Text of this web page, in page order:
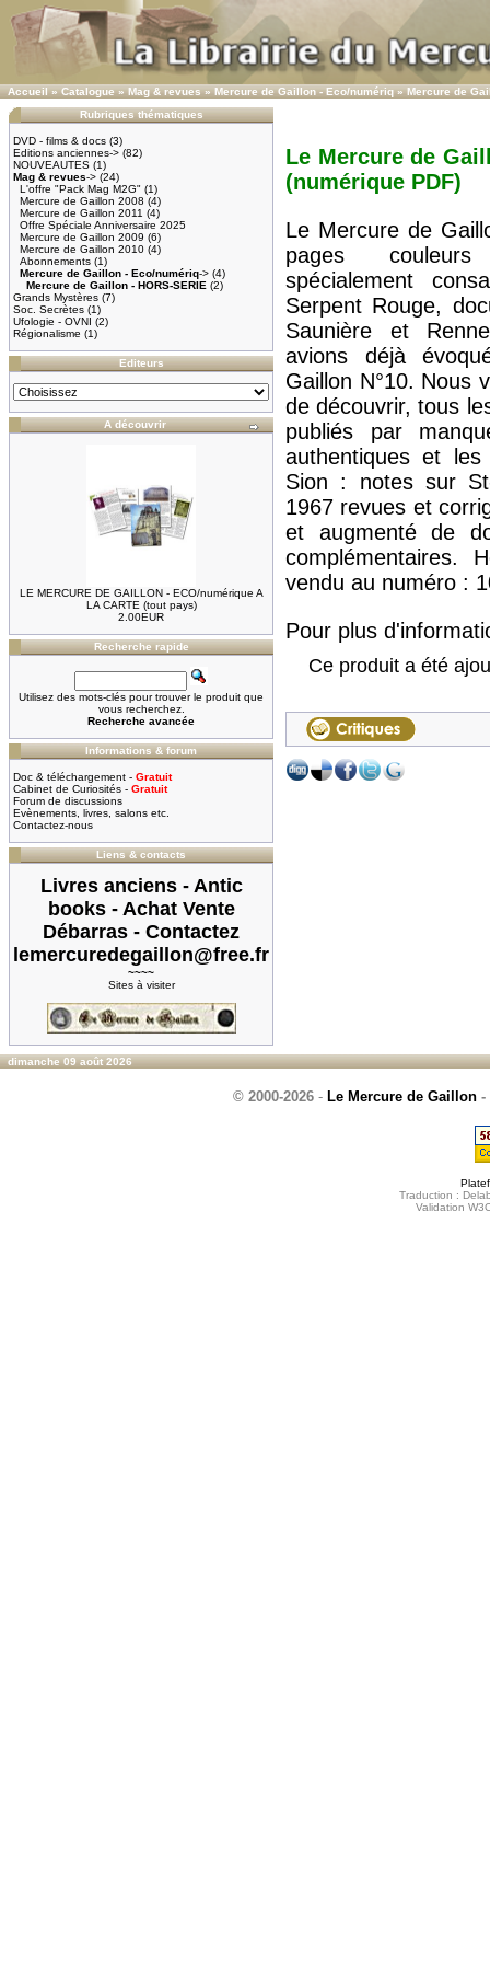
Accueil»Catalogue»Mag & revues»Mercure de Gaillon - Eco/numériq»Mercure de
Rubriques thématiques
DVD - films & docs (3)
Editions anciennes-> (82)
NOUVEAUTES (1)
Mag & revues-> (24)
L'offre "Pack Mag M2G" (1)
Mercure de Gaillon 2008 (4)
Mercure de Gaillon 2011 (4)
Offre Spéciale Anniversaire 2025
Mercure de Gaillon 2009 (6)
Mercure de Gaillon 2010 (4)
Abonnements (1)
Mercure de Gaillon - Eco/numériq-> (4)
Mercure de Gaillon - HORS-SERIE (2)
Grands Mystères (7)
Soc. Secrètes (1)
Ufologie - OVNI (2)
Régionalisme (1)
Editeurs
A découvrir
LE MERCURE DE GAILLON - ECO/numérique A
LA CARTE (tout pays)
2.00EUR
Recherche rapide
Utilisez des mots-clés pour trouver le produit que
vous recherchez.
Recherche avancée
Informations & forum
Doc & téléchargement - Gratuit
Cabinet de Curiosités - Gratuit
Forum de discussions
Evènements, livres, salons etc.
Contactez-nous
Liens & contacts
Livres anciens - Antic
books - Achat Vente
Débarras - Contactez
lemercuredegaillon@free.fr
~~~~
Sites à visiter
Le Mercure de
(numérique PDF)
Le Mercure de
pages
spécialement
Serpent Rouge,
Saunière et
avions déjà
Gaillon N°10. Nous
de découvrir, tous
publiés par
authentiques et
Sion : notes sur
1967 revues et
et augmenté de
complémentaires.
vendu au numéro :
Pour plus
Ce produit a été
dimanche 09 août 2026
© 2000-2026 - Le Mercure de Gaillon -
Traduction :
Validation